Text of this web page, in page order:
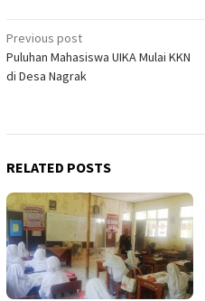
Post
navigation
Previous post
Puluhan Mahasiswa UIKA Mulai KKN
di Desa Nagrak
RELATED POSTS